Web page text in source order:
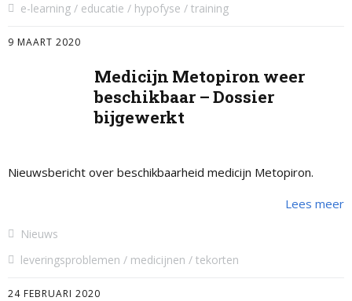
e-learning
educatie hypofyse training
9 MAART 2020
Medicijn Metopiron weer
beschikbaar – Dossier
bijgewerkt
Nieuwsbericht over beschikbaarheid medicijn Metopiron.
Lees meer
Nieuws
leveringsproblemen
medicijnen tekorten
24 FEBRUARI 2020